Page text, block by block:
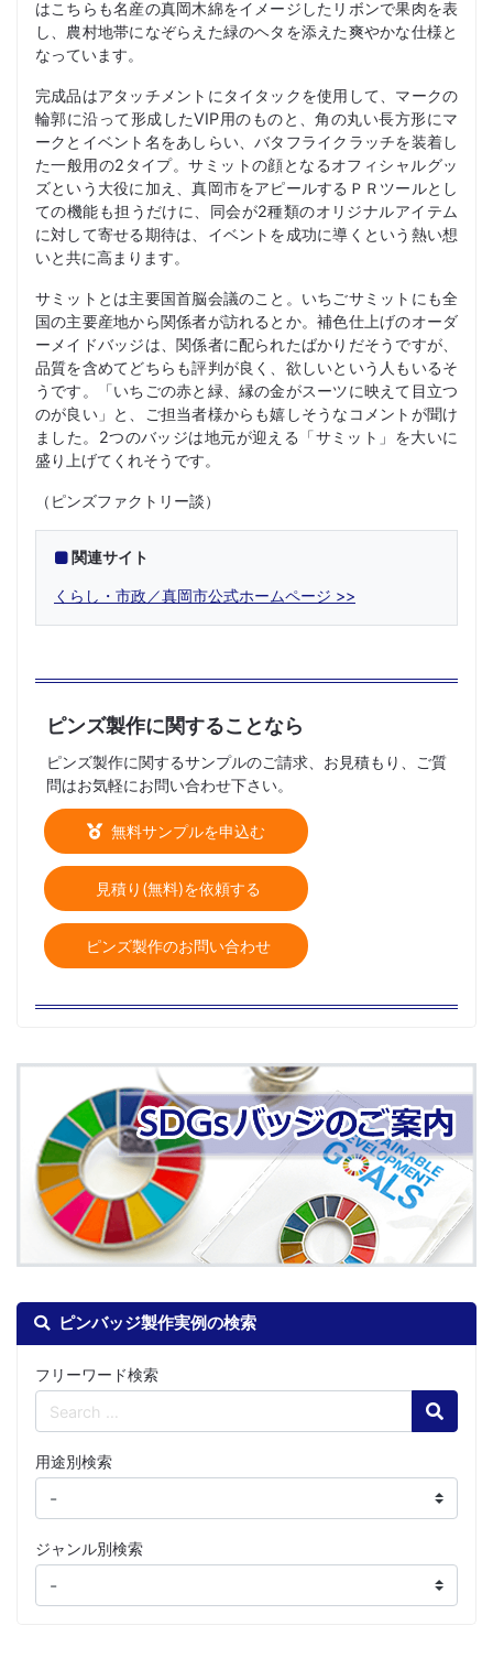
ピンバッジ製作実例の検索
フリーワード検索
Search
用途別検索
ジャンル別検索
はこちらも名産の真岡木綿をイメージしたリボンで果肉を表
し、農村地帯になぞらえた緑のヘタを添えた爽やかな仕様と
なっています。
完成品はアタッチメントにタイタックを使用して、マークの
輪郭に沿って形成したVIP用のものと、角の丸い長方形にマ
ークとイベント名をあしらい、バタフライクラッチを装着し
た一般用の2タイプ。サミットの顔となるオフィシャルグッ
ズという大役に加え、真岡市をアピールするＰＲツールとし
ての機能も担うだけに、同会が2種類のオリジナルアイテム
に対して寄せる期待は、イベントを成功に導くという熱い想
いと共に高まります。
サミットとは主要国首脳会議のこと。いちごサミットにも全
国の主要産地から関係者が訪れるとか。補色仕上げのオーダ
ーメイドバッジは、関係者に配られたばかりだそうですが、
品質を含めてどちらも評判が良く、欲しいという人もいるそ
うです。「いちごの赤と緑、縁の金がスーツに映えて目立つ
のが良い」と、ご担当者様からも嬉しそうなコメントが聞け
ました。2つのバッジは地元が迎える「サミット」を大いに
盛り上げてくれそうです。
（ピンズファクトリー談）
関連サイト
くらし・市政／真岡市公式ホームページ
ピンズ製作に関することなら
ピンズ製作に関するサンプルのご請求、お見積もり、ご質
問はお気軽にお問い合わせ下さい。
無料サンプルを申込む
見積り(無料)を依頼する
ピンズ製作のお問い合わせ